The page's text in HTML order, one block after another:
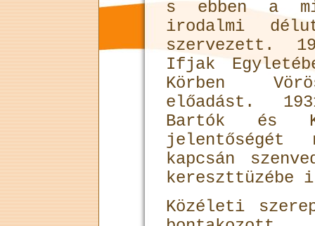
s ebben a
irodalmi
szervezett.
Ifjak
Körben
előadást.
Bartók és
kapcsán
Közéleti